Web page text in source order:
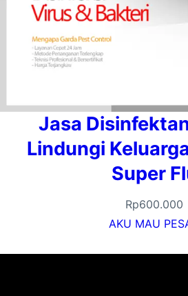
Jasa
Lindungi
Super
Rp600.000
AKU MAU